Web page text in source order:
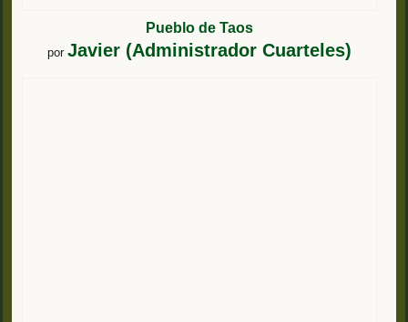
Pueblo de Taos
por Javier (Administrador Cuarteles)